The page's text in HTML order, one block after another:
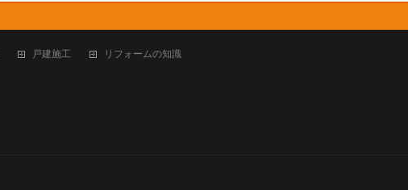
戸建施工
リフォームの知識